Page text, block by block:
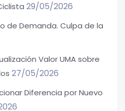
29/05/2026
de Demanda. Culpa de la
Valor UMA sobre
27/05/2026
Diferencia por Nuevo